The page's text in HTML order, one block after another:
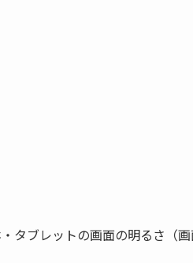
タブレットの画面の明るさ（